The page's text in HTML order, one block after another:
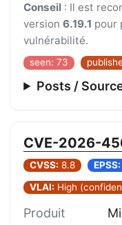
Conseil : Il est
version6.19.1 pour
vulnérabilité.
seen: 73
Posts /
CVE-2026-
CVSS: 8.8 EPSS:
VLAI: High
Produit